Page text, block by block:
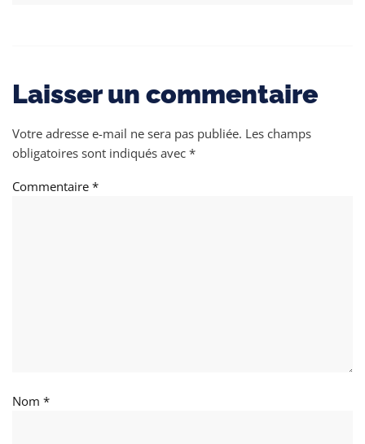
Laisser un commentaire
Votre adresse e-mail ne sera pas publiée. Les champs
obligatoires sont indiqués avec *
Commentaire *
Nom *